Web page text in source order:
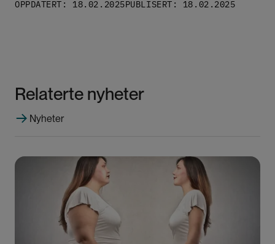
OPPDATERT: 18.02.2025PUBLISERT: 18.02.2025
Relaterte nyheter
Nyheter
Bilde